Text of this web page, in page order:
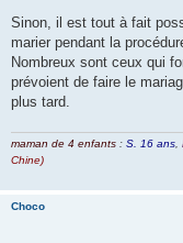
Sinon, il est tout à fait
marier pendant la
Nombreux sont ceux qui
prévoient de faire le
plus tard.
maman de 4 enfants : S. 16 ans
Chine)
Choco